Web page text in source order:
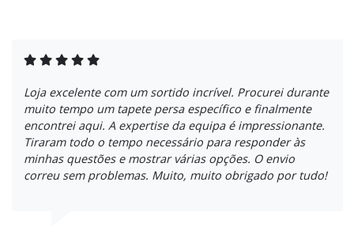
Loja excelente com um sortido incrível. Procurei durante
muito tempo um tapete persa específico e finalmente
encontrei aqui. A expertise da equipa é impressionante.
Tiraram todo o tempo necessário para responder às
minhas questões e mostrar várias opções. O envio
correu sem problemas. Muito, muito obrigado por tudo!